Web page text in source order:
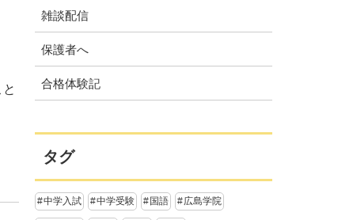
雑談配信
保護者へ
合格体験記
タグ
中学入試 中学受験 国語 広島学院